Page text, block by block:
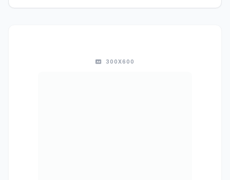
300X600